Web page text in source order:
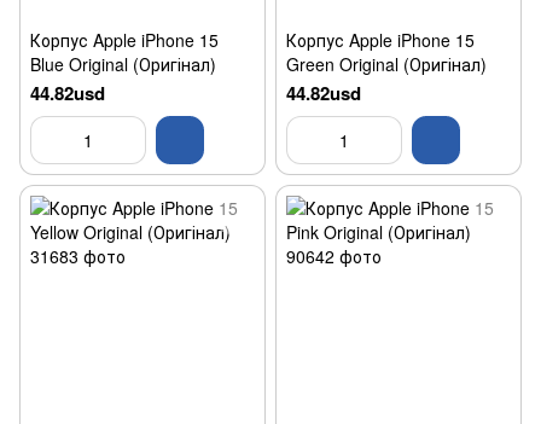
Корпус Apple iPhone 15
Blue Original (Оригінал)
44.82usd
Корпус Apple iPhone 15
Green Original (Оригінал)
44.82usd